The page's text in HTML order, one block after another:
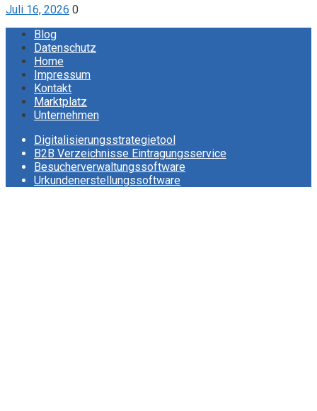
Juli 16, 2026 0
Blog
Datenschutz
Home
Impressum
Kontakt
Marktplatz
Unternehmen
Digitalisierungsstrategietool
B2B Verzeichnisse Eintragungsservice
Besucherverwaltungssoftware
Urkundenerstellungssoftware